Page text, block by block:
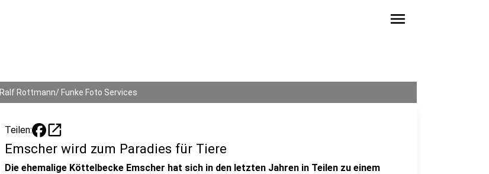
menu
Ralf Rottmann/ Funke Foto Services
Teilen: open_in_new
Emscher wird zum Paradies für Tiere
Die ehemalige Köttelbecke Emscher hat sich in den letzten Jahren in Teilen zu einem